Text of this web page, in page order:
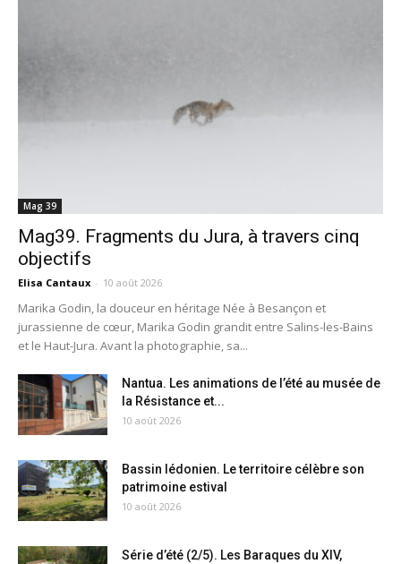
Mag 39
Mag39. Fragments du Jura, à travers cinq
objectifs
Elisa Cantaux - 10 août 2026
Marika Godin, la douceur en héritage Née à Besançon et
jurassienne de cœur, Marika Godin grandit entre Salins-les-Bains
et le Haut-Jura. Avant la photographie, sa...
Nantua. Les animations de l’été au musée de
la Résistance et...
10 août 2026
Bassin lédonien. Le territoire célèbre son
patrimoine estival
10 août 2026
Série d’été (2/5). Les Baraques du XIV,